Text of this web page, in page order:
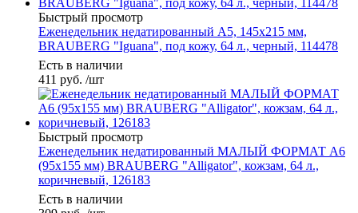
Быстрый просмотр
Еженедельник недатированный А5, 145х215 мм,
BRAUBERG "Iguana", под кожу, 64 л., черный, 114478
Есть в наличии
411 руб. /шт
Быстрый просмотр
Еженедельник недатированный МАЛЫЙ ФОРМАТ А6
(95х155 мм) BRAUBERG "Alligator", кожзам, 64 л.,
коричневый, 126183
Есть в наличии